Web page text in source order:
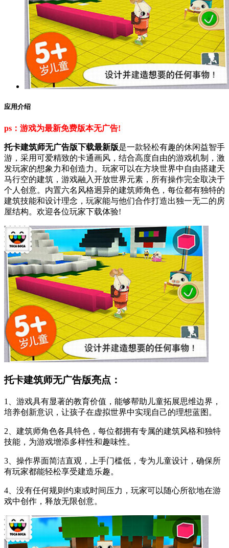
应用介绍
ps：游戏为最新免费版本无广告!
托卡建筑师无广告版下载最新版是一款轻松有趣的休闲益智手
游，采用可爱精致的卡通画风，结合高度自由的游戏机制，激
发玩家的想象力和创造力。玩家可以在方块世界中自由搭建天
马行空的建筑，游戏融入开放世界元素，所有操作完全取决于
个人创意。内置六名风格迥异的建筑师角色，每位都有独特的
建筑技能和设计理念，玩家能与他们合作打造出独一无二的房
屋结构。欢迎各位玩家下载体验!
托卡建筑师无广告版亮点：
1、游戏具有显著的教育价值，能够帮助儿童拓展思维边界，
培养创新意识，让孩子在虚拟世界中实现自己的理想蓝图。
2、建筑师角色各具特色，每位都拥有专属的建筑风格和独特
技能，为游戏增添多样性和趣味性。
3、操作界面简洁直观，上手门槛低，专为儿童设计，确保所
有玩家都能轻松享受建造乐趣。
4、没有任何规则约束或时间压力，玩家可以随心所欲地在游
戏中创作，释放无限创意。